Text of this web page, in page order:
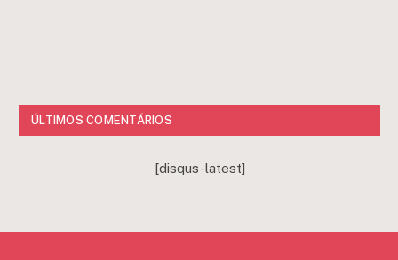
ÚLTIMOS COMENTÁRIOS
[disqus-latest]